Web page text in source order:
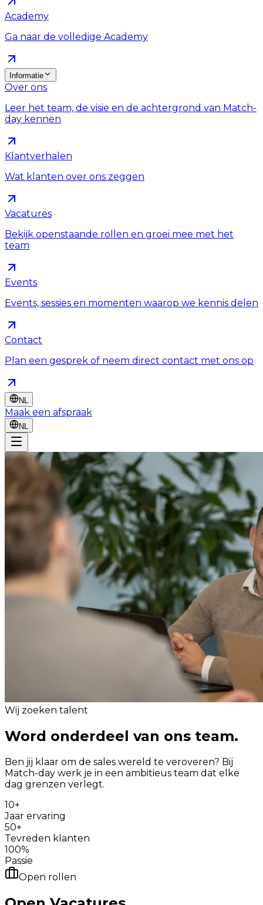
Academy
Ga naar de volledige Academy
Informatie
Over ons
Leer het team, de visie en de achtergrond van Match-
day kennen
Klantverhalen
Wat klanten over ons zeggen
Vacatures
Bekijk openstaande rollen en groei mee met het
team
Events
Events, sessies en momenten waarop we kennis delen
Contact
Plan een gesprek of neem direct contact met ons op
NL
Maak een afspraak
NL
Wij zoeken talent
Word onderdeel van ons team.
Ben jij klaar om de sales wereld te veroveren? Bij
Match-day werk je in een ambitieus team dat elke
dag grenzen verlegt.
10+
Jaar ervaring
50+
Tevreden klanten
100%
Passie
Open rollen